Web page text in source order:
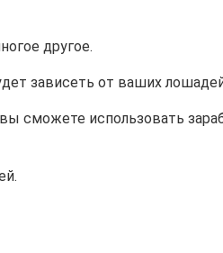
зависеть от ваших
сможете использовать